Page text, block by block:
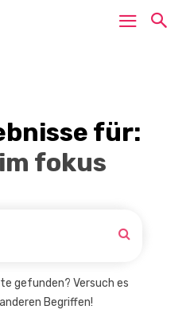
für:
fokus
gefunden? Versuch es
Begriffen!